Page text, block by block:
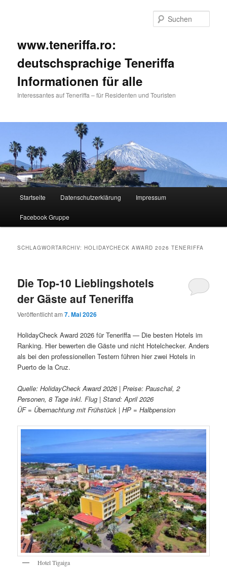
www.teneriffa.ro:
deutschsprachige Teneriffa
Informationen für alle
Interessantes auf Teneriffa – für Residenten und Touristen
Zum
primären
Zum
sekundären
Startseite Datenschutzerklärung Impressum
Facebook Gruppe
SCHLAGWORTARCHIV:HOLIDAYCHECK AWARD 2026 TENERIFFA
Die Top-10 Lieblingshotels
der Gäste auf Teneriffa
Veröffentlicht am7. Mai 2026
HolidayCheck Award 2026 für Teneriffa — Die besten Hotels im
Ranking. Hier bewerten die Gäste und nicht Hotelchecker. Anders
als bei den professionellen Testern führen hier zwei Hotels in
Puerto de la Cruz.
Quelle: HolidayCheck Award 2026 | Preise: Pauschal, 2
Personen, 8 Tage inkl. Flug | Stand: April 2026
ÜF = Übernachtung mit Frühstück | HP = Halbpension
Hotel Tigaiga